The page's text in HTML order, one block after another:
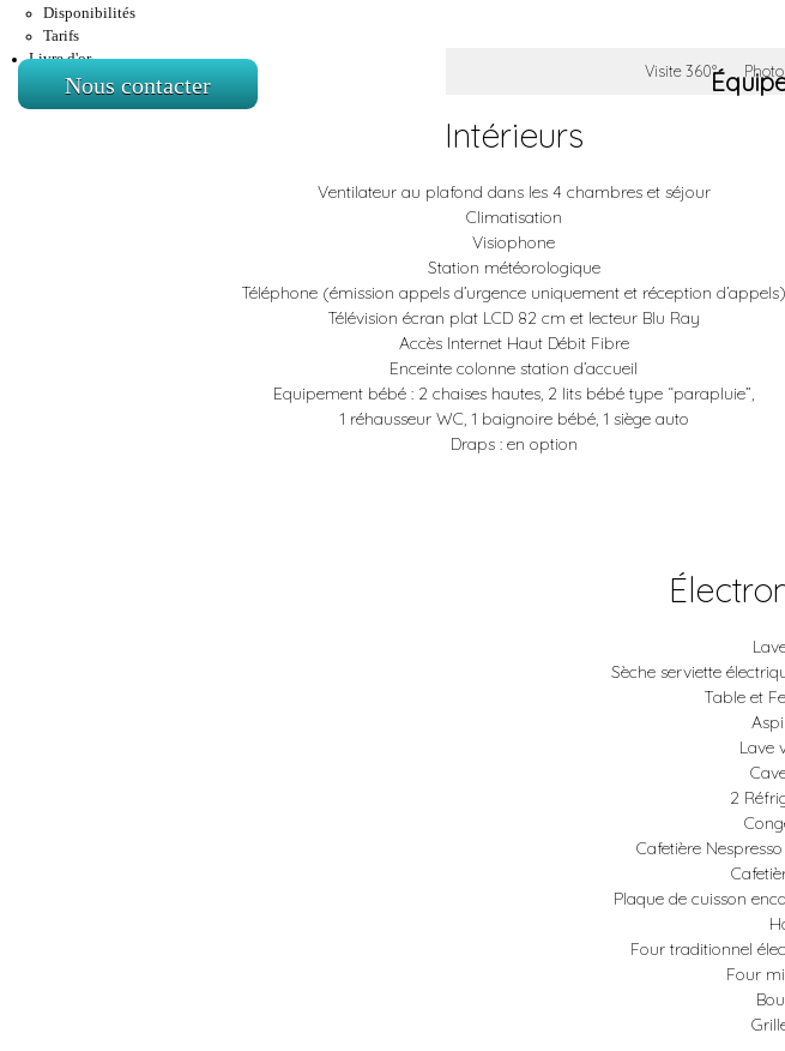
Disponibilités
Tarifs
Livre d'or
Visite 360°
Nous contacter
Intérieurs
Ventilateur au plafond dans les 4 chambres et séjour
Climatisation
Visiophone
Station météorologique
Téléphone (émission appels d’urgence uniquement et réception d’appels)
Télévision écran plat LCD 82 cm et lecteur Blu Ray
Accès Internet Haut Débit Fibre
Enceinte colonne station d’accueil
Equipement bébé : 2 chaises hautes, 2 lits bébé type “parapluie”,
1 réhausseur WC, 1 baignoire bébé, 1 siège auto
Draps : en option
Sèche serviette
Table et
Lave
2
Cafetière
Plaque de cuisson
Four traditionnel
Four